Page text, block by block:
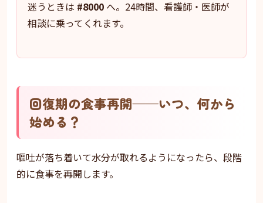
迷うときは #8000 へ。24時間、看護師・医師が
相談に乗ってくれます。
回復期の食事再開——いつ、何から
始める？
嘔吐が落ち着いて水分が取れるようになったら、段階
的に食事を再開します。